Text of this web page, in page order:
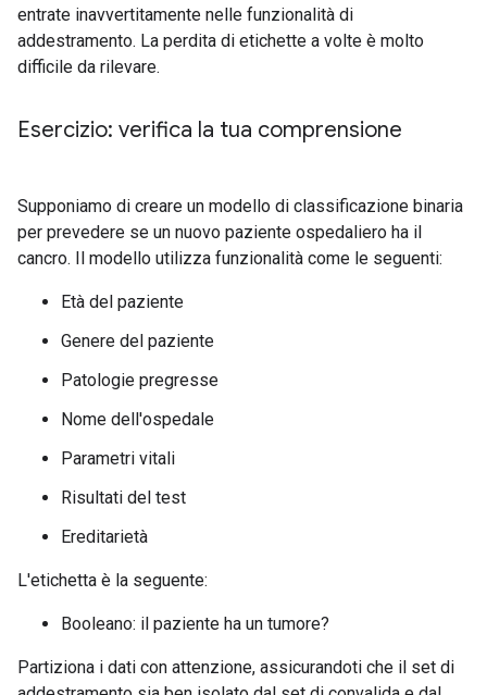
entrate inavvertitamente nelle funzionalità di
addestramento. La perdita di etichette a volte è molto
difficile da rilevare.
Esercizio: verifica la tua comprensione
Supponiamo di creare un modello di classificazione binaria
per prevedere se un nuovo paziente ospedaliero ha il
cancro. Il modello utilizza funzionalità come le seguenti:
Età del paziente
Genere del paziente
Patologie pregresse
Nome dell'ospedale
Parametri vitali
Risultati del test
Ereditarietà
L'etichetta è la seguente:
Booleano: il paziente ha un tumore?
Partiziona i dati con attenzione, assicurandoti che il set di